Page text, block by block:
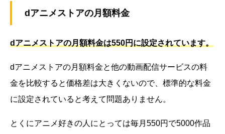
dアニメストアの月額料金
dアニメストアの月額料金は550円に設定されています。
dアニメストアの月額料金と他の動画配信サービスの料
金を比較すると価格差は大きくないので、標準的な料金
に設定されていると考えて問題ありません。
とくにアニメ好きの人にとっては毎月550円で5000作品